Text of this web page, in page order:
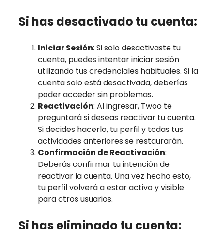
Si has desactivado tu cuenta:
Iniciar Sesión: Si solo desactivaste tu
cuenta, puedes intentar iniciar sesión
utilizando tus credenciales habituales. Si la
cuenta solo está desactivada, deberías
poder acceder sin problemas.
Reactivación: Al ingresar, Twoo te
preguntará si deseas reactivar tu cuenta.
Si decides hacerlo, tu perfil y todas tus
actividades anteriores se restaurarán.
Confirmación de Reactivación:
Deberás confirmar tu intención de
reactivar la cuenta. Una vez hecho esto,
tu perfil volverá a estar activo y visible
para otros usuarios.
Si has eliminado tu cuenta: